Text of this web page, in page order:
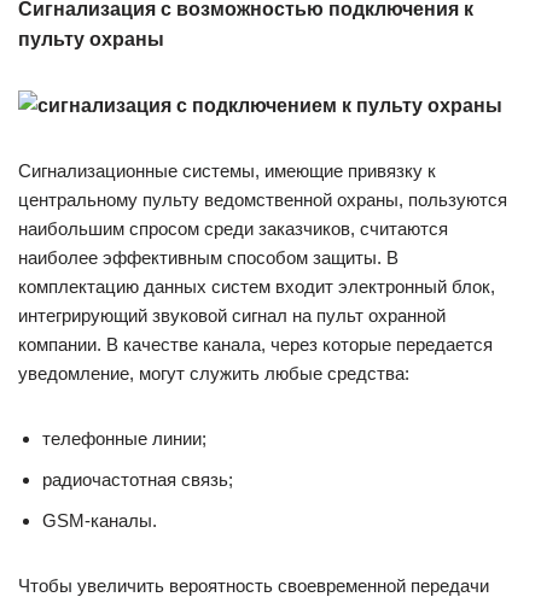
Сигнализация с возможностью подключения к
пульту охраны
Сигнализационные системы, имеющие привязку к
центральному пульту ведомственной охраны, пользуются
наибольшим спросом среди заказчиков, считаются
наиболее эффективным способом защиты. В
комплектацию данных систем входит электронный блок,
интегрирующий звуковой сигнал на пульт охранной
компании. В качестве канала, через которые передается
уведомление, могут служить любые средства:
телефонные линии;
радиочастотная связь;
GSM-каналы.
Чтобы увеличить вероятность своевременной передачи